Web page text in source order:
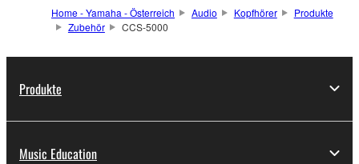
Home - Yamaha - Österreich Audio Kopfhörer
Produkte
Zubehör
CCS-5000
Produkte
Music Education